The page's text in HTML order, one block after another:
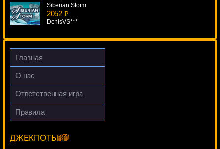
Siberian Storm
2052 ₽
DenisVS***
King Tiger
2167 ₽
Cteb***
Главная
О нас
Ответственная игра
Правила
ДЖЕКПОТЫ
Red Dog Progressive
SmileLow***